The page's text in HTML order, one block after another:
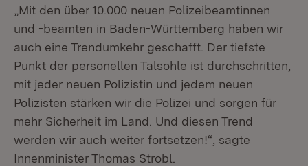
„Mit den über 10.000 neuen Polizeibeamtinnen
und -beamten in Baden-Württemberg haben wir
auch eine Trendumkehr geschafft. Der tiefste
Punkt der personellen Talsohle ist durchschritten,
mit jeder neuen Polizistin und jedem neuen
Polizisten stärken wir die Polizei und sorgen für
mehr Sicherheit im Land. Und diesen Trend
werden wir auch weiter fortsetzen!“, sagte
Innenminister Thomas Strobl.